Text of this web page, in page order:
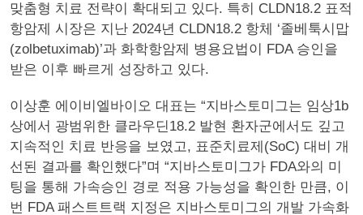
맞춤형 치료 전략이 확대되고 있다. 특히 CLDN18.2 표적
항암제 시장은 지난 2024년 CLDN18.2 항체 ‘졸베툭시맙
(zolbetuximab)’과 화학항암제 병용요법이 FDA 승인을
받은 이후 빠르게 성장하고 있다.
이상훈 에이비엘바이오 대표는 “지바스토미그는 임상1b
상에서 광범위한 클라우딘18.2 발현 환자군에서도 깊고
지속적인 치료 반응을 보였고, 표준치료제(SoC) 대비 개
선된 결과를 확인했다”며 “지바스토미그가 FDA와의 미
팅을 통해 가속승인 경로 적용 가능성을 확인한 만큼, 이
번 FDA 패스트트랙 지정은 지바스토미그의 개발 가속화